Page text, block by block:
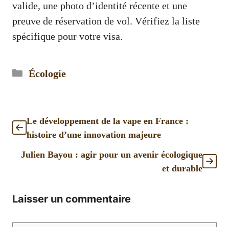
valide, une photo d’identité récente et une
preuve de réservation de vol. Vérifiez la liste
spécifique pour votre visa.
Catégories
Écologie
Le développement de la vape en France :
histoire d’une innovation majeure
Julien Bayou : agir pour un avenir écologique
et durable
Laisser un commentaire